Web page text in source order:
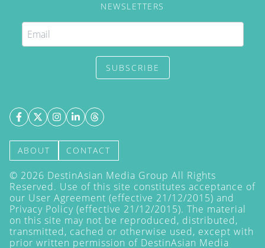
NEWSLETTERS
SUBSCRIBE
ABOUT CONTACT
© 2026 DestinAsian Media Group All Rights
Reserved. Use of this site constitutes acceptance of
our User Agreement (effective 21/12/2015) and
Privacy Policy (effective 21/12/2015). The material
on this site may not be reproduced, distributed,
transmitted, cached or otherwise used, except with
prior written permission of DestinAsian Media